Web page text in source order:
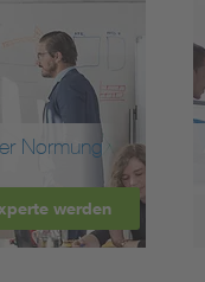
Normung
werden